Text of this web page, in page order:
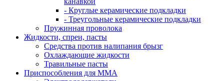
- Круглые керамические подкладки
- Треугольные керамические подкладки
Пружинная проволока
Жидкости, спреи, пасты
Средства против налипания брызг
Охлаждающие жидкости
Травильные пасты
Приспособления для ММА